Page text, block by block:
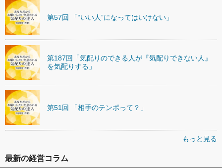
第57回 「“いい人”になってはいけない」
第187回「気配りのできる人が『気配りできない人』
を気配りする」
第51回 「相手のテンポって？」
もっと見る
最新の経営コラム